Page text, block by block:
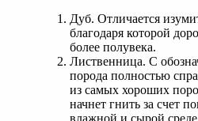
Дуб. Отличается
благодаря которой
более полувека.
Лиственница. С
порода полностью
из самых хороших
начнет гнить за счет